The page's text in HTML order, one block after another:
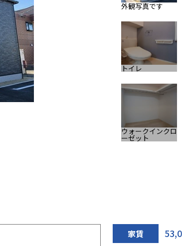
外観写真です
トイレ
ウォークインクロ
ーゼット
家賃